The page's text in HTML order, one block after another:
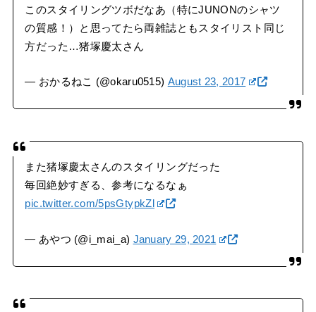
このスタイリングツボだなあ（特にJUNONのシャツ
の質感！）と思ってたら両雑誌ともスタイリスト同じ
方だった…猪塚慶太さん
— おかるねこ (@okaru0515) August 23, 2017
また猪塚慶太さんのスタイリングだった
毎回絶妙すぎる、参考になるなぁ
pic.twitter.com/5psGtypkZl
— あやつ (@i_mai_a) January 29, 2021